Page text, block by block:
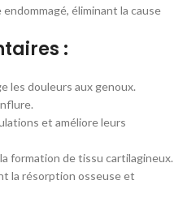
éliminant la cause
:
les douleurs aux genoux.
et améliore leurs
formation de tissu cartilagineux.
la résorption osseuse et